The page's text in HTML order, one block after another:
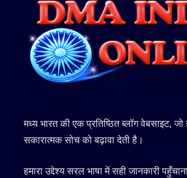
मध्य भारत की एक प्रतिष्ठित ब्लॉग वेबसाइट,
सकारात्मक सोच को बढ़ावा देती है।
हमारा उद्देश्य सरल भाषा में सही जानकारी